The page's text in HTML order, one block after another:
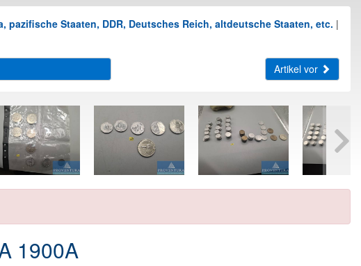
Staaten, DDR, Deutsches Reich, altdeutsche Staaten, etc. |
Artikel vor
1900A